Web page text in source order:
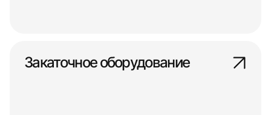
Закаточное оборудование